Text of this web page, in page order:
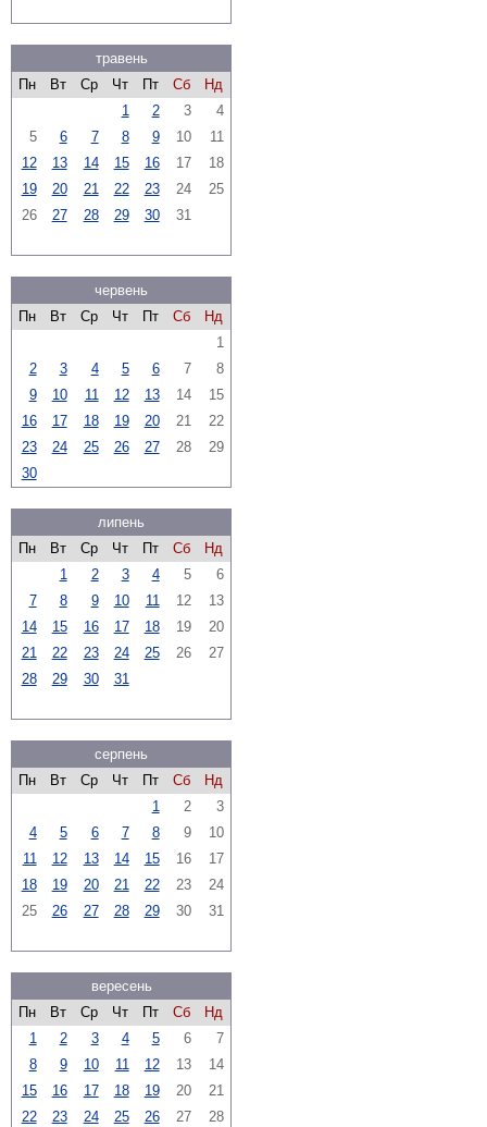
травень
Пн
Вт Ср Чт Пт Сб
Нд
1
2 3
4
5
6 7 8 9 10
11
12
13 14 15 16 17
18
19
20 21 22 23 24
25
26
27 28 29 30 31
червень
Пн
Вт Ср Чт Пт Сб
Нд
1
2
3 4 5 6 7
8
9
10 11 12 13 14
15
16
17 18 19 20 21
22
23
24 25 26 27 28
29
30
липень
Пн
Вт Ср Чт Пт Сб
Нд
1
2 3 4 5
6
7
8 9 10 11 12
13
14
15 16 17 18 19
20
21
22 23 24 25 26
27
28
29 30 31
серпень
Пн
Вт Ср Чт Пт Сб
Нд
1
2
3
4
5 6 7 8 9
10
11
12 13 14 15 16
17
18
19 20 21 22 23
24
25
26 27 28 29 30 31
вересень
Пн
Вт Ср Чт Пт Сб
Нд
1
2 3 4 5 6
7
8
9 10 11 12 13
14
15
16 17 18 19 20
21
22
23 24 25 26 27 28